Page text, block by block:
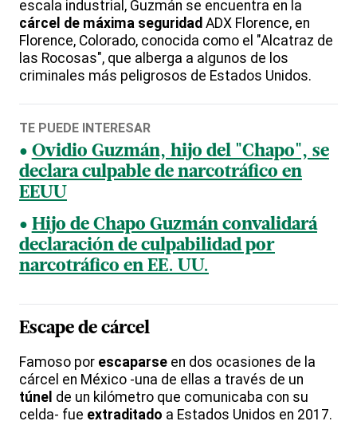
escala industrial, Guzmán se encuentra en la
cárcel de máxima seguridad ADX Florence, en
Florence, Colorado, conocida como el "Alcatraz de
las Rocosas", que alberga a algunos de los
criminales más peligrosos de Estados Unidos.
TE PUEDE INTERESAR
Ovidio Guzmán, hijo del "Chapo", se
declara culpable de narcotráfico en
EEUU
Hijo de Chapo Guzmán convalidará
declaración de culpabilidad por
narcotráfico en EE. UU.
Escape de cárcel
Famoso por escaparse en dos ocasiones de la
cárcel en México -una de ellas a través de un
túnel de un kilómetro que comunicaba con su
celda- fue extraditado a Estados Unidos en 2017.